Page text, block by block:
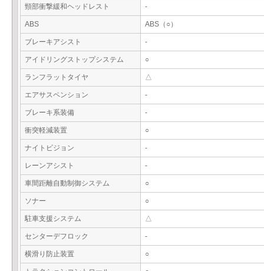
頸部衝撃緩和ヘッドレスト -
ABS ABS（○）
ブレーキアシスト -
アイドリングストップシステム ○
ランフラットタイヤ △
エアサスペンション -
ブレーキ系装備 -
衝突軽減装置 ○
ナイトビジョン -
レーンアシスト -
車間距離自動制御システム ○
ソナー ○
駐車支援システム △
センターデフロック -
横滑り防止装置 ○